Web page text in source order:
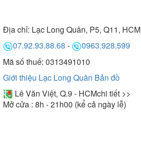
Địa chỉ: Lạc Long Quân, P5, Q11, HCM
07.92.93.88.68 -
0963.928.599
Mã số thuế: 0313491010
Giới thiệu Lạc Long Quân Bản đồ
Lê Văn Việt, Q.9 - HCMchi tiết >>
Mở cửa : 8h - 21h00 (kể cả ngày lễ)